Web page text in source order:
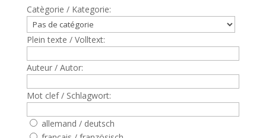
Catègorie / Kategorie:
Plein texte / Volltext:
Auteur / Autor:
Mot clef / Schlagwort:
allemand / deutsch